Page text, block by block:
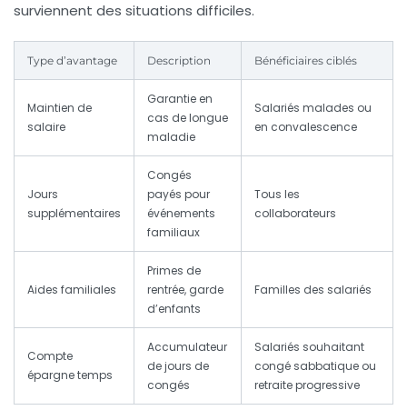
surviennent des situations difficiles.
Type d’avantage Description Bénéficiaires ciblés
Maintien de
salaire
Garantie en
cas de longue
maladie
Salariés malades ou
en convalescence
Jours
supplémentaires
Congés
payés pour
événements
familiaux
Tous les
collaborateurs
Aides familiales
Primes de
rentrée, garde
d’enfants
Familles des salariés
Compte
épargne temps
Accumulateur
de jours de
congés
Salariés souhaitant
congé sabbatique ou
retraite progressive